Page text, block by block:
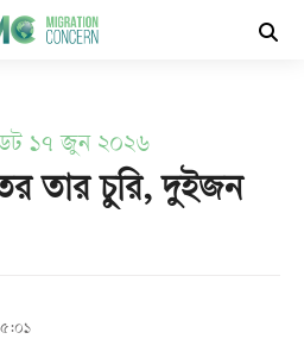
১৭ জুন ২০২৬
তার চুরি, দুইজন